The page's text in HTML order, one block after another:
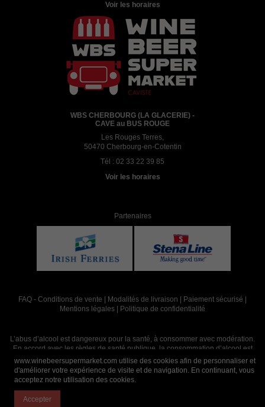
Voir les horaires
WBS CHERBOURG (LA GLACERIE) -
CAVE au BUS ROUGE
Les Rouges Terres,
50470 Cherbourg-en-Cotentin
Tél : 02 33 22 39 85
Voir les horaires
Partenaires
FAQ - Conditions de vente Modalités de livraison Paiement sécurisé
Mentions légales
Politique de confidentialité
L’abus d’alcool est dangereux pour la santé, à consommer avec modération.
En accord avec les règles de santé publique, la consommation d’alcool est
interdite aux mineurs, strictement réservée aux adultes de 18 ans et plus
www.winebeersupermarket.com utilise des cookies afin de personnaliser et
d'améliorer votre expérience de visite et de navigation. En continuant, vous
acceptez notre utilisation des cookies.
Accepter